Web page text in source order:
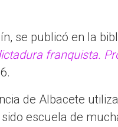
se publicó en la
franquista.
de Albacete
escuela de